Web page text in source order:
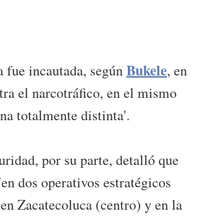
fue incautada, segúnBukele, en
el narcotráfico, en el mismo
totalmente distinta'.
por su parte, detalló que
dos operativos estratégicos
Zacatecoluca (centro) y en la